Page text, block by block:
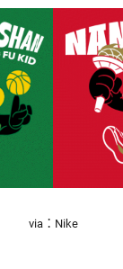
via：Nike